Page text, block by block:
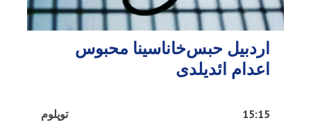
اردبیل حبس‌خاناسینا محبوس
اعدام ائدیلدی
توپلوم 15:15